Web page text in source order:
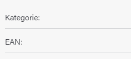
Kategorie:
EAN: